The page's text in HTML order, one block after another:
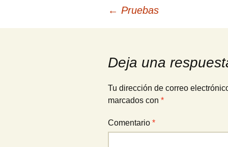
Navegación
← Pruebas
Deja una
Tu dirección de correo
marcados con *
Comentario *